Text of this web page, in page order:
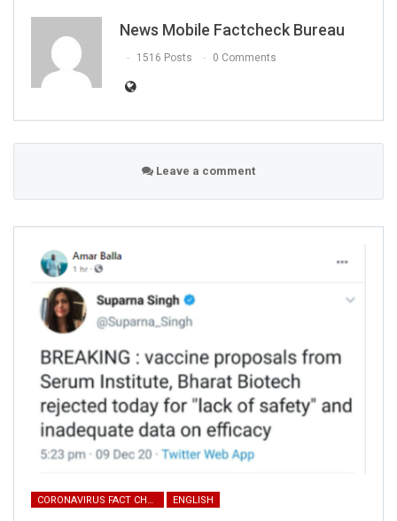
FAKE NEWS BUSTER
Name
Phone
Picture/video
Picture/video url
Description
News Mobile Factcheck Bureau
1516 Posts 0 Comments
Leave a comment
CORONAVIRUS FACT CHECK ENGLISH